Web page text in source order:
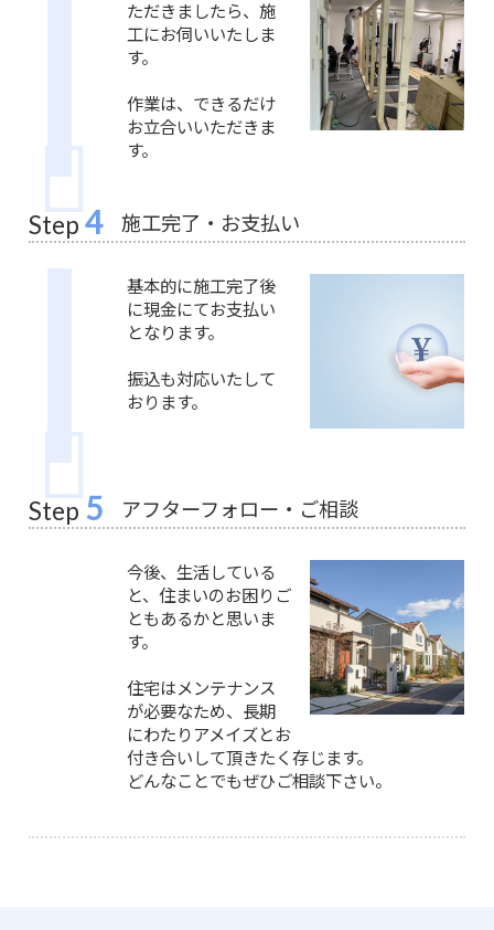
ただきましたら、施
工にお伺いいたしま
す。
作業は、できるだけ
お立合いいただきま
す。
Step 4 施工完了・お支払い
基本的に施工完了後
に現金にてお支払い
となります。
振込も対応いたして
おります。
Step 5 アフターフォロー・ご相談
今後、生活している
と、住まいのお困りご
ともあるかと思いま
す。
住宅はメンテナンス
が必要なため、長期
にわたりアメイズとお
付き合いして頂きたく存じます。
どんなことでもぜひご相談下さい。